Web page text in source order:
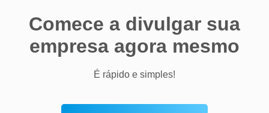
Comece a divulgar sua
empresa agora mesmo
É rápido e simples!